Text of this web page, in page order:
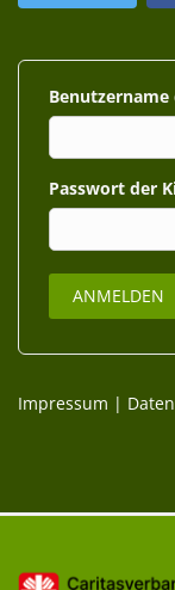
Benutzername
Passwort
Impressum |